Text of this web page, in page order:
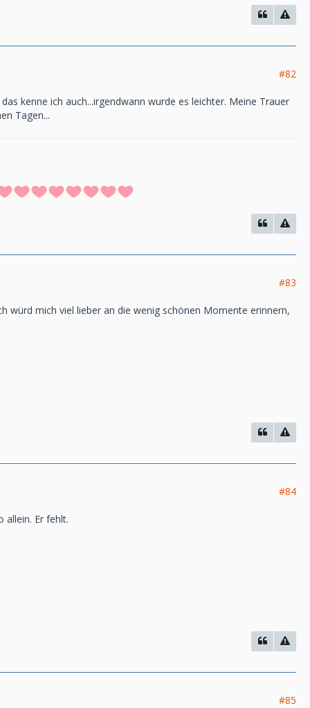
#82
kenne ich auch...irgendwann wurde es leichter. Meine Trauer
Tagen...
#83
würd mich viel lieber an die wenig schönen Momente erinnern,
#84
allein. Er fehlt.
#85